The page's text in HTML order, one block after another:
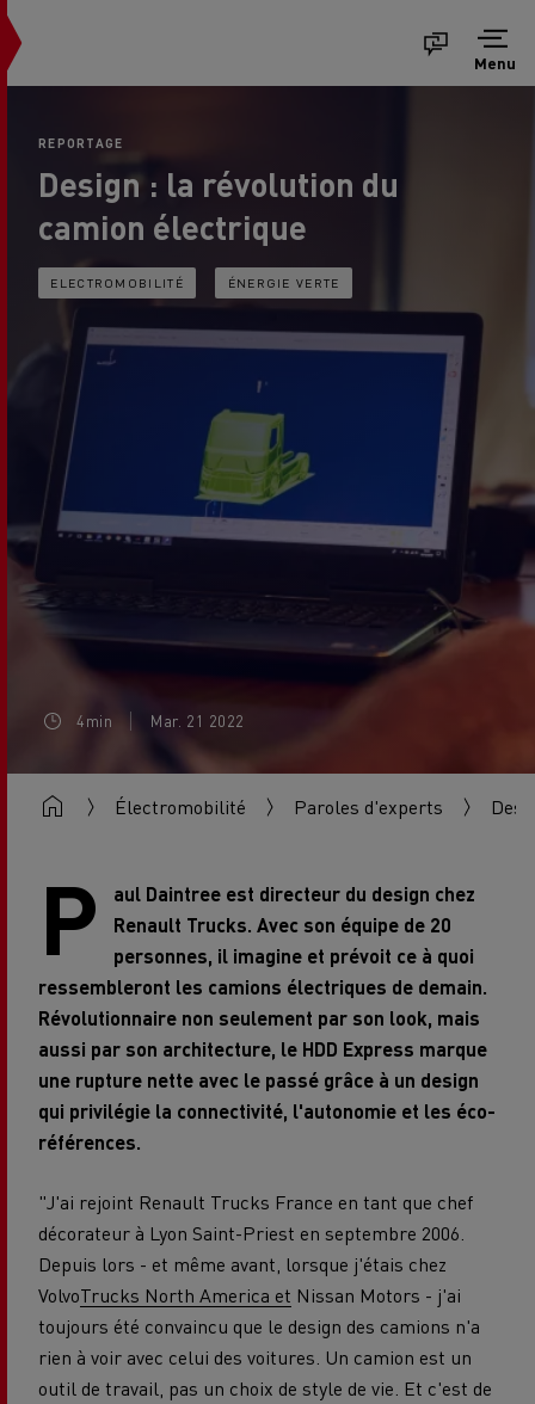
Menu
REPORTAGE
Design : la révolution du
camion électrique
ELECTROMOBILITÉ ÉNERGIE VERTE
4min Mar. 21 2022
Électromobilité Paroles d'experts
P
aul Daintree est directeur du design chez
Renault Trucks. Avec son équipe de 20
personnes, il imagine et prévoit ce à quoi
ressembleront les camions électriques de demain.
Révolutionnaire non seulement par son look, mais
aussi par son architecture, le HDD Express marque
une rupture nette avec le passé grâce à un design
qui privilégie la connectivité, l'autonomie et les éco-
références.
"J'ai rejoint Renault Trucks France en tant que chef
décorateur à Lyon Saint-Priest en septembre 2006.
Depuis lors - et même avant, lorsque j'étais chez
VolvoTrucks North America et Nissan Motors - j'ai
toujours été convaincu que le design des camions n'a
rien à voir avec celui des voitures. Un camion est un
outil de travail, pas un choix de style de vie. Et c'est de